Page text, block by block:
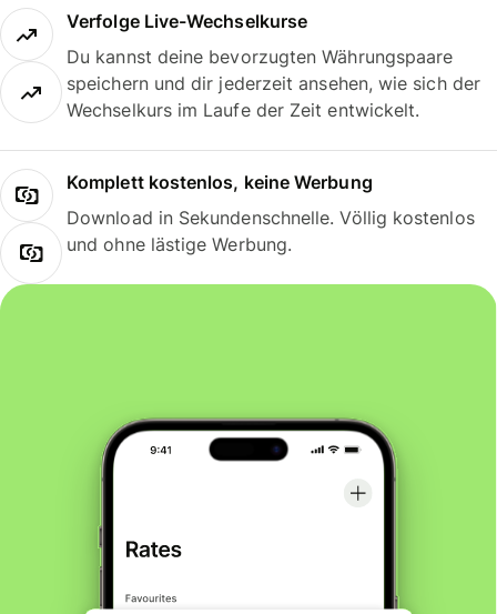
Verfolge Live-Wechselkurse
Du kannst deine bevorzugten Währungspaare
speichern und dir jederzeit ansehen, wie sich der
Wechselkurs im Laufe der Zeit entwickelt.
Komplett kostenlos, keine Werbung
Download in Sekundenschnelle. Völlig kostenlos
und ohne lästige Werbung.